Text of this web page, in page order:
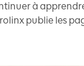
à
publie les